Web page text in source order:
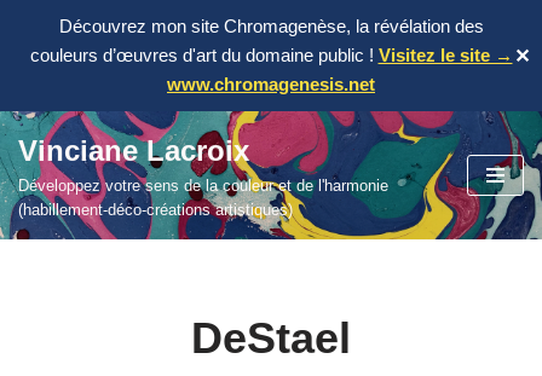
Découvrez mon site Chromagenèse, la révélation des
couleurs d’œuvres d'art du domaine public ! Visitez le site →
www.chromagenesis.net
✕
Aller
au
contenu
Vinciane Lacroix
Développez votre sens de la couleur et de l'harmonie
(habillement-déco-créations artistiques)
DeStael